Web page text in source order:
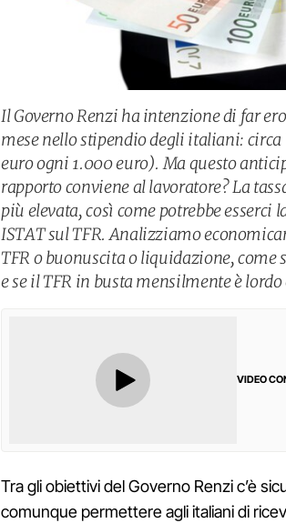
Il Governo Renzi ha intenzione di far
mese nello stipendio degli italiani:
euro ogni 1.000 euro). Ma questo
rapporto conviene al lavoratore? La
più elevata, così come potrebbe
ISTAT sul TFR. Analizziamo
TFR o buonuscita o liquidazione, come
e se il TFR in busta mensilmente è lordo
VIDEO
Tra gli obiettivi del Governo Renzi c’è
comunque permettere agli italiani di